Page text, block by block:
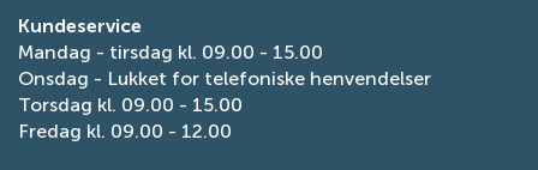
Kundeservice
Mandag - tirsdag kl. 09.00 - 15.00
Onsdag - Lukket for telefoniske henvendelser
Torsdag kl. 09.00 - 15.00
Fredag kl. 09.00 - 12.00